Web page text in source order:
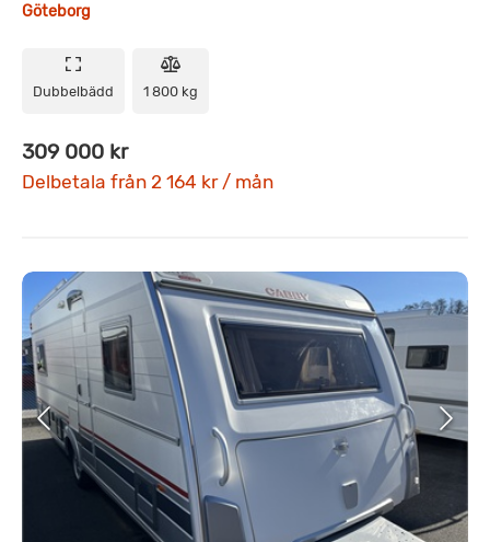
Göteborg
Dubbelbädd 1 800 kg
309 000 kr
Delbetala från 2 164 kr / mån